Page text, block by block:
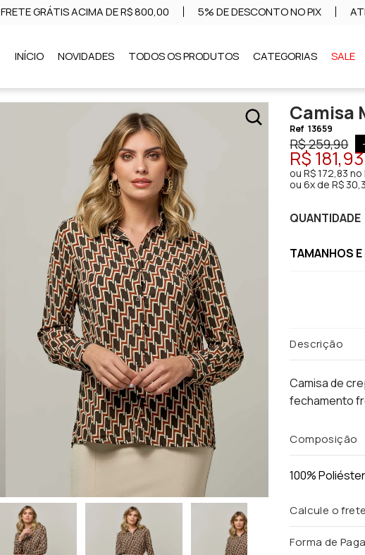
FRETE GRÁTIS ACIMA DE R$ 800,00 5% DE DESCONTO NO PIX
INÍCIO NOVIDADES TODOS OS PRODUTOS CATEGORIAS SALE
Camisa
Ref 13659
R$ 259,90 -
R$ 181,93
ouR$ 172,83 no
ou6x de R$
QUANTIDADE
TAMANHOS E
Descrição
Camisa de
fechamento
Composição
100% Poliéster
Calcule o
Forma de